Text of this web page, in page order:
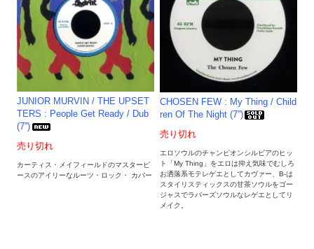
JUNIOR MURVIN / THE UPSET
TERS : People Get Ready / Dub
(7”)
売り切れ
カーティス・メイフィールドのマスターピ
ースのアイリーなルーツ・ロック・ カバー
CHOSEN FEW : My Thing / Child
ren Of The Night (7”)
売り切れ
エロソウルのチャンピオンシルビアのヒッ
ト「My Thing」をエロは抑え気味でむしろ
お洒落系モテレゲエとしてカヴァー、B-は
スタイリスティックスの甘茶ソウルをゴー
ジャスでラバーズソウルなレゲエとしてリ
メイク。